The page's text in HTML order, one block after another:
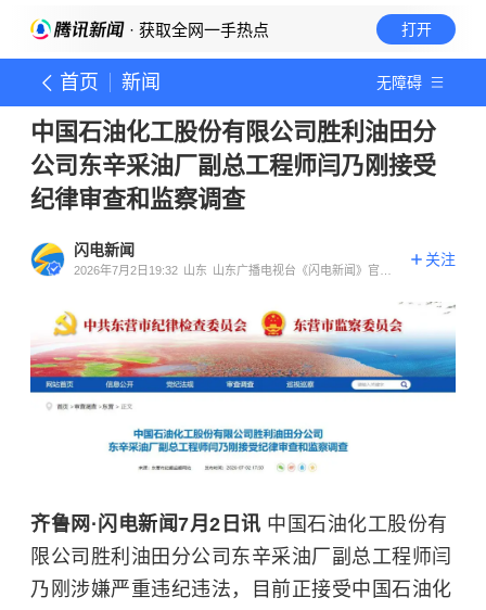
· 获取全网一手热点 打开
首页 新闻 无障碍
中国石油化工股份有限公司胜利油田分
公司东辛采油厂副总工程师闫乃刚接受
纪律审查和监察调查
闪电新闻
2026年7月2日19:32 山东 山东广播电视台《闪电新闻》官方
关注
齐鲁网·闪电新闻7月2日讯 中国石油化工股份有
限公司胜利油田分公司东辛采油厂副总工程师闫
乃刚涉嫌严重违纪违法，目前正接受中国石油化